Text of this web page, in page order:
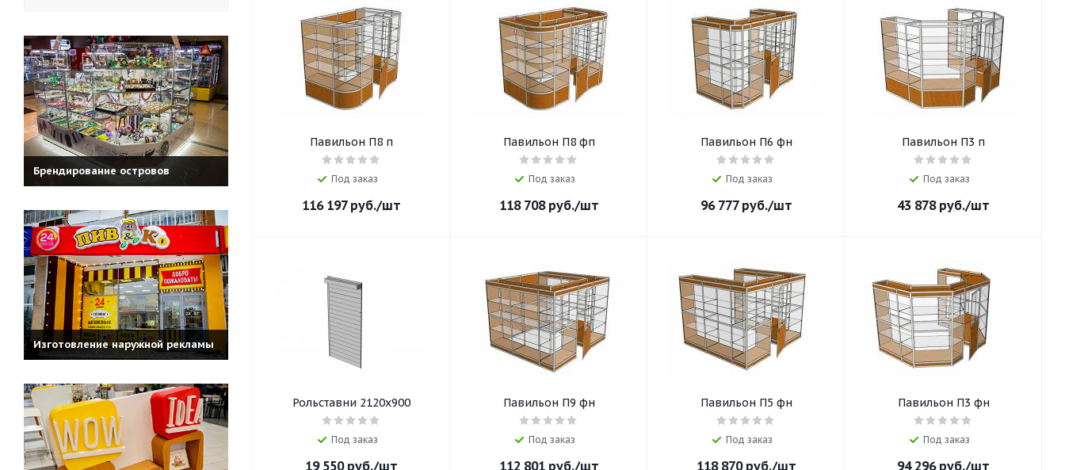
Павильон П8 п
Под заказ
116 197руб./шт
Павильон П8 фп
Под заказ
118 708руб./шт
Павильон П6 фн
Под заказ
96 777руб./шт
Павильон П3 п
Под заказ
43 878руб./шт
Рольставни 2120х900
Под заказ
19 550руб./шт
Павильон П9 фн
Под заказ
112 801руб./шт
Павильон П5 фн
Под заказ
118 870руб./шт
Павильон П3 фн
Под заказ
94 296руб./шт
Брендирование островов
Изготовление наружной рекламы